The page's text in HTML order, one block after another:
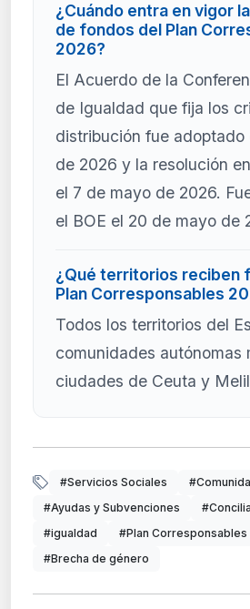
¿Cuándo entra en vigor
de fondos del Plan
2026?
El Acuerdo de la
de Igualdad que fija los
distribución fue adoptado
de 2026 y la resolución
el 7 de mayo de 2026.
el BOE el 20 de mayo de
¿Qué territorios reciben
Plan Corresponsables
Todos los territorios del
comunidades autónomas
ciudades de Ceuta y
#Servicios Sociales
#Ayudas y Subvenciones
#igualdad
#Plan Corresponsables
#Brecha de género